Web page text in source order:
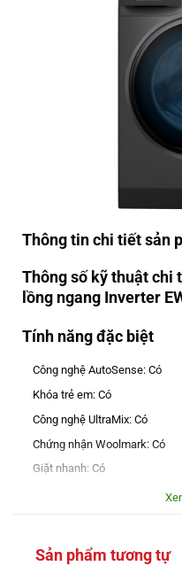
Thông tin chi tiết sản
Thông số kỹ thuật chi
lồng ngang Inverter
Tính năng đặc biệt
Công nghệ AutoSense: Có
Khóa trẻ em: Có
Công nghệ UltraMix: Có
Chứng nhận Woolmark: Có
Giặt nhanh: Có
Sản phẩm tương tự